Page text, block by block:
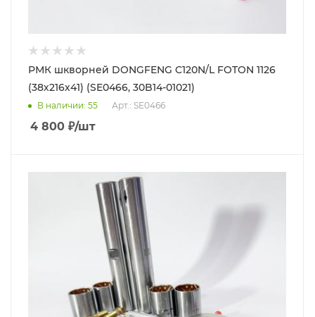
РМК шкворней DONGFENG C120N/L FOTON 1126
(38х216х41) (SE0466, 30B14-01021)
В наличии: 55 Арт.: SE0466
4 800 ₽/шт